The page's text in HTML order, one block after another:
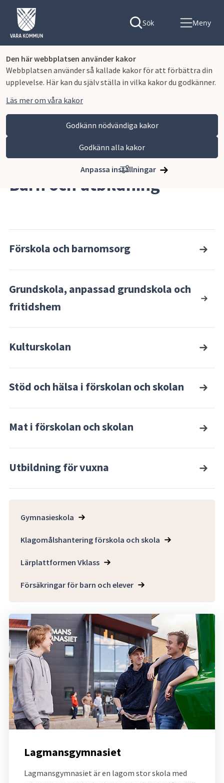
Den här webbplatsen använder kakor
Webbplatsen använder så kallade kakor för att förbättra din
upplevelse. Här kan du själv ställa in vilka kakor du godkänner.
Läs mer om våra kakor
Godkänn nödvändiga kakor
Godkänn alla kakor
Anpassa inställningar
Sök Meny
Vara kommun Barn och utbildning
Barn och utbildning
Förskola och barnomsorg
Grundskola, anpassad grundskola och
fritidshem
Kulturskolan
Stöd och hälsa i förskolan och skolan
Mat i förskolan och skolan
Utbildning för vuxna
Gymnasieskola
Klagomålshantering förskola och skola
Lärplattformen Vklass
Försäkringar för barn och elever
Lagmansgymnasiet
Lagmansgymnasiet är en lagom stor skola med